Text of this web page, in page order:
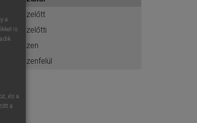
ezelőtt
ezelőtti
ezen
ezenfelül
a
is
és a
a